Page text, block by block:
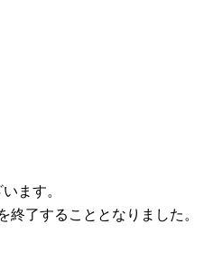
ます。
終了することとなりました。